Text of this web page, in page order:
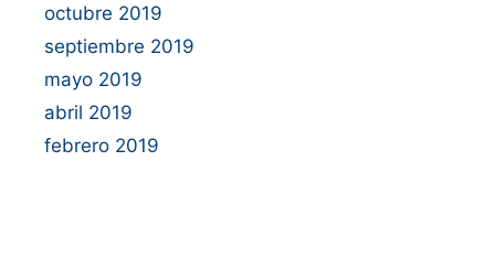
octubre 2019
septiembre 2019
mayo 2019
abril 2019
febrero 2019